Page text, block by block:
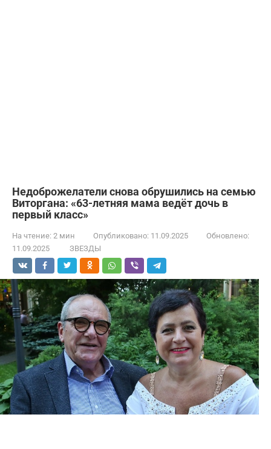
Недоброжелатели снова обрушились на семью
Виторгана: «63-летняя мама ведёт дочь в
первый класс»
На чтение: 2 мин Опубликовано: 11.09.2025
Обновлено:
11.09.2025
ЗВЕЗДЫ